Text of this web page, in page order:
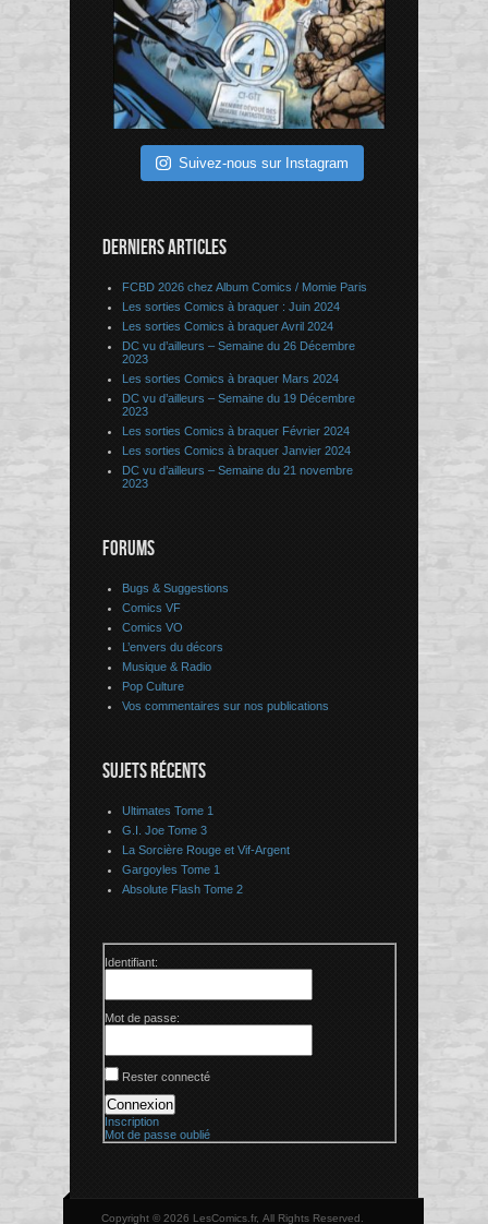
Suivez-nous sur Instagram
DERNIERS ARTICLES
FCBD 2026 chez Album Comics / Momie Paris
Les sorties Comics à braquer : Juin 2024
Les sorties Comics à braquer Avril 2024
DC vu d’ailleurs – Semaine du 26 Décembre
2023
Les sorties Comics à braquer Mars 2024
DC vu d’ailleurs – Semaine du 19 Décembre
2023
Les sorties Comics à braquer Février 2024
Les sorties Comics à braquer Janvier 2024
DC vu d’ailleurs – Semaine du 21 novembre
2023
FORUMS
Bugs & Suggestions
Comics VF
Comics VO
L’envers du décors
Musique & Radio
Pop Culture
Vos commentaires sur nos publications
SUJETS RÉCENTS
Ultimates Tome 1
G.I. Joe Tome 3
La Sorcière Rouge et Vif-Argent
Gargoyles Tome 1
Absolute Flash Tome 2
Identifiant:
Mot de passe:
Rester connecté
Connexion
Inscription
Mot de passe oublié
Copyright © 2026 LesComics.fr, All Rights Reserved.